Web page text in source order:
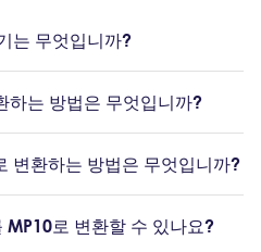
는 무엇입니까?
하는 방법은 무엇입니까?
변환하는 방법은 무엇입니까?
로 변환할 수 있나요?